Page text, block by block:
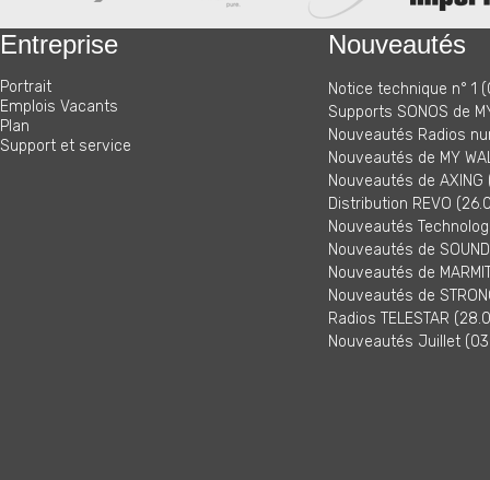
Entreprise
Portrait
Emplois Vacants
Plan
Support et service
Nouveautés
Notice technique n° 1
Supports SONOS de
Nouveautés Radios
Nouveautés de MY
Nouveautés de AXING
Distribution REVO
Nouveautés
Nouveautés de
Nouveautés de
Nouveautés de
Radios TELESTAR
Nouveautés Juillet